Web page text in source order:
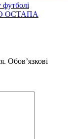
ОСТАПА
Обов’язкові